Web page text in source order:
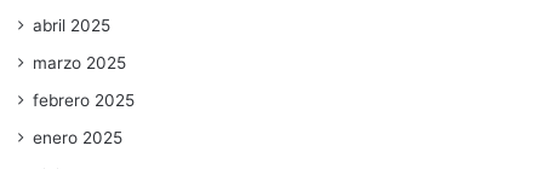
abril 2025
marzo 2025
febrero 2025
enero 2025